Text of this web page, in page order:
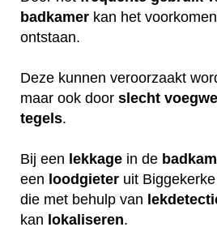
badkamer kan het
ontstaan.
Deze kunnen veroorzaakt
maar ook door slecht
tegels.
Bij een lekkage in de
een loodgieter uit Biggekerke
die met behulp van
kan lokaliseren.